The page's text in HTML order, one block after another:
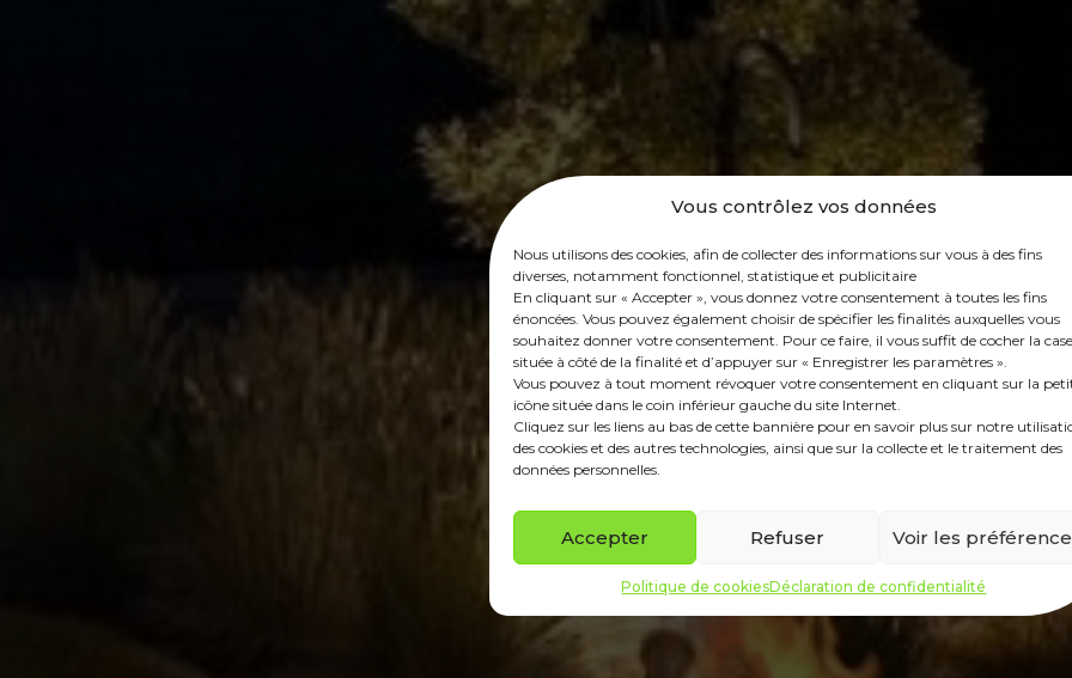
Vous contrôlez vos données
Nous utilisons des cookies, afin de collecter des informations sur vous à des fins
diverses, notamment fonctionnel, statistique et publicitaire
En cliquant sur « Accepter », vous donnez votre consentement à toutes les fins
énoncées. Vous pouvez également choisir de spécifier les finalités auxquelles vous
souhaitez donner votre consentement. Pour ce faire, il vous suffit de cocher la case
située à côté de la finalité et d’appuyer sur « Enregistrer les paramètres ».
Vous pouvez à tout moment révoquer votre consentement en cliquant sur la
icône située dans le coin inférieur gauche du site Internet.
Cliquez sur les liens au bas de cette bannière pour en savoir plus sur notre
des cookies et des autres technologies, ainsi que sur la collecte et le traitement des
données personnelles.
Accepter Refuser Voir les
Politique de cookiesDéclaration de confidentialité